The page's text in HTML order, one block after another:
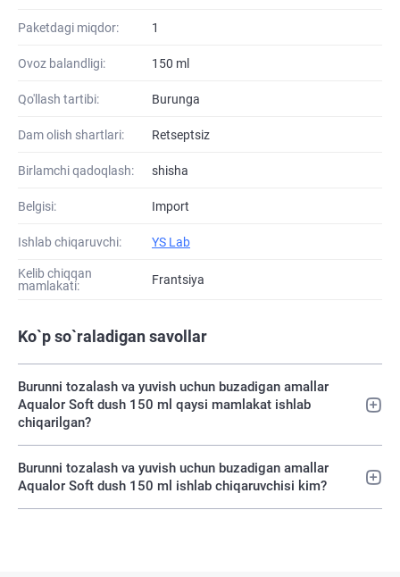
Paketdagi miqdor: 1
Ovoz balandligi: 150 ml
Qo'llash tartibi: Burunga
Dam olish shartlari: Retseptsiz
Birlamchi qadoqlash: shisha
Belgisi: Import
Ishlab chiqaruvchi: YS Lab
Kelib chiqqan
mamlakati:
Frantsiya
Ko`p so`raladigan savollar
Burunni tozalash va yuvish uchun buzadigan amallar
Aqualor Soft dush 150 ml qaysi mamlakat ishlab
chiqarilgan?
Burunni tozalash va yuvish uchun buzadigan amallar
Aqualor Soft dush 150 ml ishlab chiqaruvchisi kim?